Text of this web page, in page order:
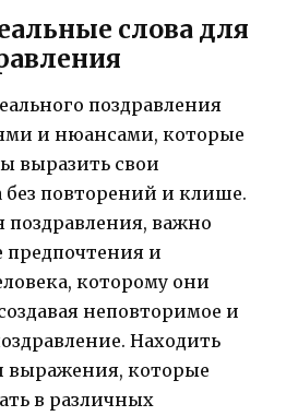
слова для
поздравления
и нюансами, которые
выразить свои
без повторений и клише.
поздравления, важно
предпочтения и
которому они
неповторимое и
Находить
выражения, которые
в различных